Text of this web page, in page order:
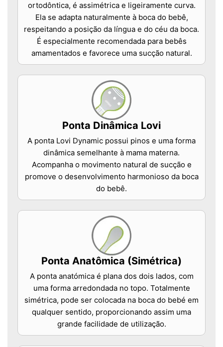
ortodôntica, é assimétrica e ligeiramente curva.
Ela se adapta naturalmente à boca do bebê,
respeitando a posição da língua e do céu da boca.
É especialmente recomendada para bebês
amamentados e favorece uma sucção natural.
Ponta Dinâmica Lovi
A ponta Lovi Dynamic possui pinos e uma forma
dinâmica semelhante à mama materna.
Acompanha o movimento natural de sucção e
promove o desenvolvimento harmonioso da boca
do bebê.
Ponta Anatômica (Simétrica)
A ponta anatómica é plana dos dois lados, com
uma forma arredondada no topo. Totalmente
simétrica, pode ser colocada na boca do bebé em
qualquer sentido, proporcionando assim uma
grande facilidade de utilização.